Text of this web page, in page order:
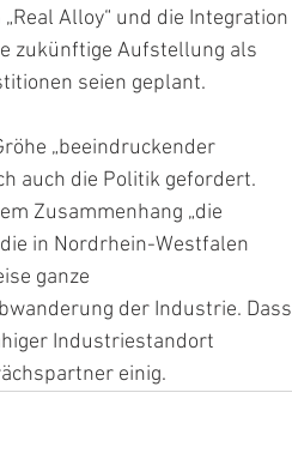
Alloy“ und die Integration
zukünftige Aufstellung als
seien geplant.
„beeindruckender
auch die Politik gefordert.
Zusammenhang „die
in Nordrhein-Westfalen
ganze
der Industrie. Dass
Industriestandort
einig.